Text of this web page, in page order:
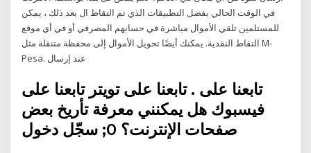
في الوقت الحالي بفضل التطبيقات الذي تم التقاط ال بعد ذلك ، يمكن
للمستلمين تلقي الأموال مباشرة في حسابهم المصرفي أو في أي موقع
التقاط النقدية. يمكنك أيضًا تحويل الأموال إلى محفظة متنقلة مثل M-
تابعنا على . تابعنا على تويتر تابعنا على
فيسبوك هل يمكنني معرفة تأريخ بعض
صفحات الإنترنت؟ 0; سجّل دخول